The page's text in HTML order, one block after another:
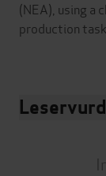
(NEA), using a
production task